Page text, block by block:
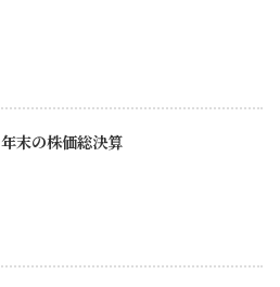
年末の株価総決算